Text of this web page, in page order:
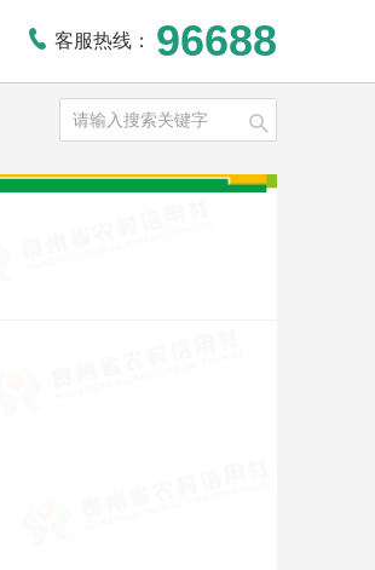
客服热线： 96688